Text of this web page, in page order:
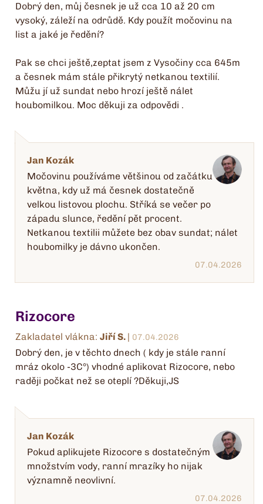
Dobrý den, můj česnek je už cca 10 až 20 cm
vysoký, záleží na odrůdě. Kdy použít močovinu na
list a jaké je ředění?
Pak se chci ještě,zeptat jsem z Vysočiny cca 645m
a česnek mám stále přikrytý netkanou textilií.
Můžu jí už sundat nebo hrozí ještě nálet
houbomilkou. Moc děkuji za odpovědi .
Jan Kozák
Močovinu používáme většinou od začátku
května, kdy už má česnek dostatečně
velkou listovou plochu. Stříká se večer po
západu slunce, ředění pět procent.
Netkanou textilii můžete bez obav sundat; nálet
houbomilky je dávno ukončen.
07.04.2026
Rizocore
Zakladatel vlákna: Jiří S. | 07.04.2026
Dobrý den, je v těchto dnech ( kdy je stále ranní
mráz okolo -3C°) vhodné aplikovat Rizocore, nebo
raději počkat než se oteplí ?Děkuji,JS
Jan Kozák
Pokud aplikujete Rizocore s dostatečným
množstvím vody, ranní mrazíky ho nijak
významně neovlivní.
07.04.2026